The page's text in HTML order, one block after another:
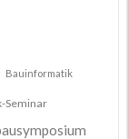
Bauinformatik
Seminar